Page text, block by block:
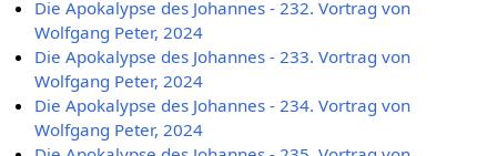
Die Apokalypse des Johannes - 232. Vortrag von
Wolfgang Peter, 2024
Die Apokalypse des Johannes - 233. Vortrag von
Wolfgang Peter, 2024
Die Apokalypse des Johannes - 234. Vortrag von
Wolfgang Peter, 2024